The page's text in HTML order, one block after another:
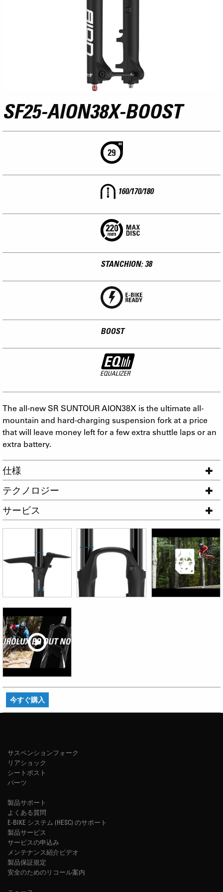
SF25-AION38X-BOOST
160/170/180
STANCHION: 38
BOOST
The all-new SR SUNTOUR AION38X is the ultimate all-
mountain and hard-charging suspension fork at a price
that will leave money left for a few extra shuttle laps or an
extra battery.
仕様
テクノロジー
サービス
今すぐ購入
サスペンションフォーク
リアショック
シートポスト
パーツ
製品サポート
よくある質問
E-BIKE システム (HESC) のサポート
製品サービス
サービスの申込み
メンテナンス紹介ビデオ
製品保証規定
安全のためのリコール案内